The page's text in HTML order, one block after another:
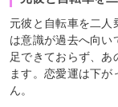
元彼と自転車を二人
は意識が過去へ向い
足できておらず、
ます。恋愛運は下
ん。